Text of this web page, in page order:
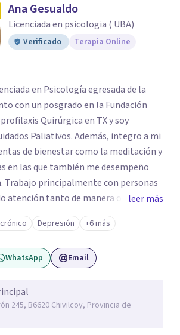
Ana Gesualdo
Licenciada en psicologia ( UBA)
Verificado Terapia Online
en Psicología egresada de la
con un posgrado en la Fundación
Quirúrgica en TX y soy
Paliativos. Además, integro a mi
de bienestar como la meditación y
en las que también me desempeño
principalmente con personas
atención tanto de manera online
adaptándome a las necesidades
procesos vinculados a la
el estrés, el duelo, el dolor crónico
vitales que requieren contención,
leer más
Depresión +6 más
WhatsApp Email
245, B6620 Chivilcoy, Provincia de